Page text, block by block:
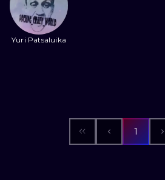
Yuri Patsaluika
1